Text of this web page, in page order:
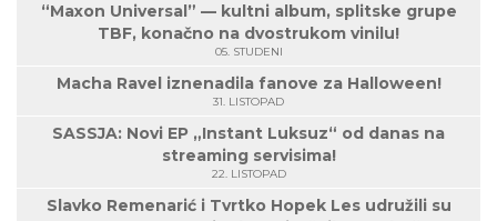
“Maxon Universal” — kultni album, splitske grupe
TBF, konačno na dvostrukom vinilu!
05. STUDENI
Macha Ravel iznenadila fanove za Halloween!
31. LISTOPAD
SASSJA: Novi EP „Instant Luksuz“ od danas na
streaming servisima!
22. LISTOPAD
Slavko Remenarić i Tvrtko Hopek Les udružili su